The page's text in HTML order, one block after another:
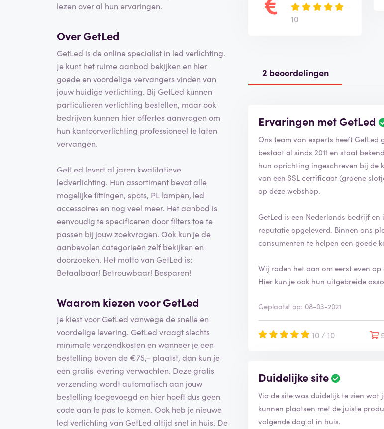
lezen over al hun ervaringen.
Over GetLed
GetLed is de online specialist in led verlichting.
Je kunt het ruime aanbod bekijken en hier
goede en voordelige vervangers vinden van
jouw huidige verlichting. Bij GetLed kunnen
particulieren verlichting bestellen, maar ook
bedrijven kunnen hier offertes aanvragen om
hun kantoorverlichting professioneel te laten
vervangen.
GetLed levert al jaren kwalitatieve
ledverlichting. Hun assortiment bevat alle
mogelijke fittingen, spots, PL lampen, led
accessoires en nog veel meer. Het aanbod is
eenvoudig te specificeren door filters toe te
passen bij jouw zoekvragen. Ook kun je de
aanbevolen categorieën zelf bekijken en
doorzoeken. Het motto van GetLed is:
Betaalbaar! Betrouwbaar! Besparen!
Waarom kiezen voor GetLed
Je kiest voor GetLed vanwege de snelle en
voordelige levering. GetLed vraagt slechts
minimale verzendkosten en wanneer je een
bestelling boven de €75,- plaatst, dan kun je
een gratis levering verwachten. Deze gratis
verzending wordt automatisch aan jouw
bestelling toegevoegd en hier hoeft dus geen
code aan te pas te komen. Ook heb je nieuwe
led verlichting van GetLed altijd snel in huis. De
10
2 beoordelingen
Ervaringen met GetLed
Ons team van experts heeft
bestaat al sinds 2011 en staat
hun oprichting ingeschreven bij de
van een SSL certificaat (groene
op deze webshop.
GetLed is een Nederlands bedrijf
reputatie opgeleverd. Binnen ons
consumenten te helpen een goede
Wij raden het aan om eerst even
Hier kun je ook hun uitgebreide
Geplaatst op: 08-03-2021
10 / 10
Duidelijke site
Via de site was duidelijk te zien wat
kunnen plaatsen met de juiste
volgende dag al in huis.